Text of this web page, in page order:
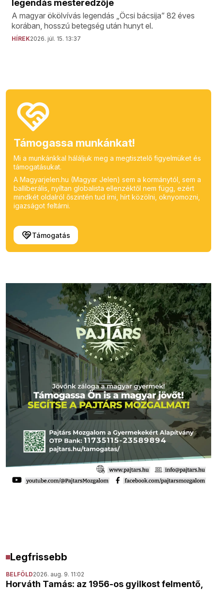
legendás mesteredzője
A magyar ökölvívás legendás „Öcsi bácsija” 82 éves
korában, hosszú betegség után hunyt el.
HÍREK2026. júl. 15. 13:37
Támogassa munkánkat!
Mi a munkánkkal háláljuk meg a megtisztelő figyelmüket és
támogatásukat.
A Magyarjelen.hu (Magyar Jelen) sem a kormánytól, sem a
balliberális, nyíltan globalista ellenzéktől nem függ, ezért
mindkét oldalról őszintén tud írni, hírt közölni, oknyomozni,
igazságot feltárni.
Támogatás
Legfrissebb
BELFÖLD2026. aug. 9. 11:02
Horváth Tamás: az 1956-os gyilkost felmentő,